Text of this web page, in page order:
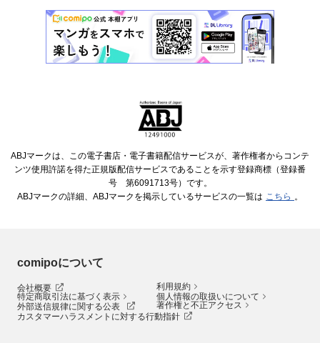
ABJマークは、この電子書店・電子書籍配信サービスが、著作権者からコンテ
ンツ使用許諾を得た正規版配信サービスであることを示す登録商標（登録番
号 第6091713号）です。
ABJマークの詳細、ABJマークを掲示しているサービスの一覧は こちら 。
comipoについて
会社概要
利用規約
特定商取引法に基づく表示
個人情報の取扱いについて
外部送信規律に関する公表
著作権と不正アクセス
カスタマーハラスメントに対する行動指針